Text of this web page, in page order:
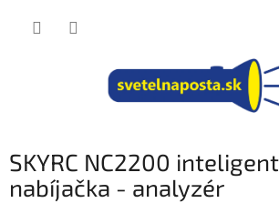
SKYRC NC2200
nabíjačka - analyzér